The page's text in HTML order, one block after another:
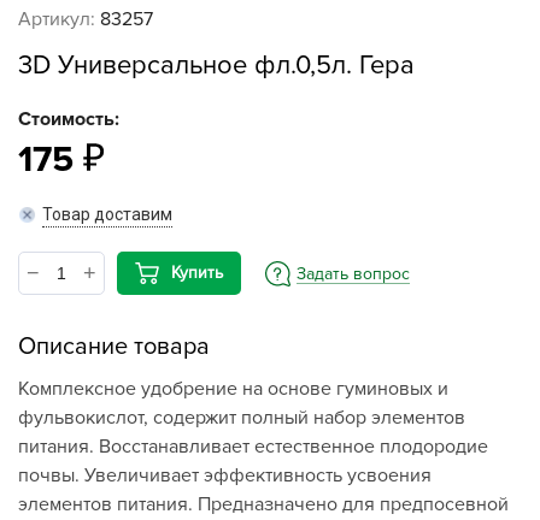
Артикул: 83257
3D Универсальное фл.0,5л. Гера
Стоимость:
175
Товар доставим
Купить Задать вопрос
Описание товара
Комплексное удобрение на основе гуминовых и
фульвокислот, содержит полный набор элементов
питания. Восстанавливает естественное плодородие
почвы. Увеличивает эффективность усвоения
элементов питания. Предназначено для предпосевной